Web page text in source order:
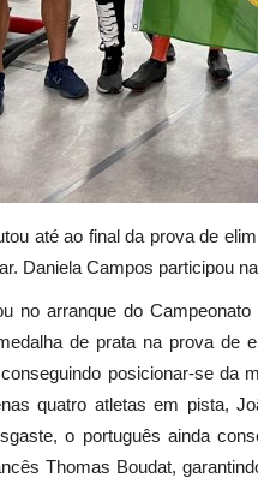
até ao final da prova de
Daniela Campos participou
no arranque do
de prata na prova de
posicionar-se da
quatro atletas em pista,
o português ainda
Thomas Boudat,